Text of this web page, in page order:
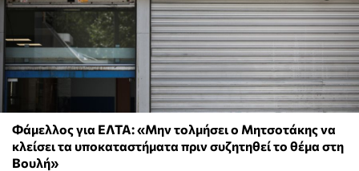
Φάμελλος για ΕΛΤΑ: «Μην τολμήσει ο Μητσοτάκης να
κλείσει τα υποκαταστήματα πριν συζητηθεί το θέμα στη
Βουλή»